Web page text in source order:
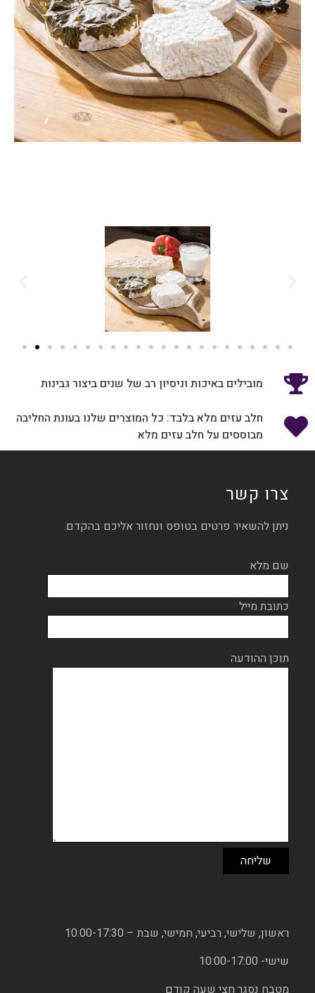
מובילים באיכות וניסיון רב של שנים ביצור גבינות
חלב עזים מלא בלבד: כל המוצרים שלנו בעונת החליבה
מבוססים על חלב עזים מלא
צרו קשר
ניתן להשאיר פרטים בטופס ונחזור אליכם בהקדם.
שם מלא
כתובת מייל
תוכן ההודעה
ראשון, שלישי, רביעי, חמישי, שבת – 10:00-17:30
שישי- 10:00-17:00